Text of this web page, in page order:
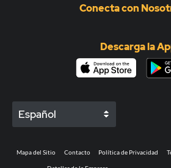
Conecta con
Descarga la
Español
Mapa del Sitio Contacto Política de Privacidad